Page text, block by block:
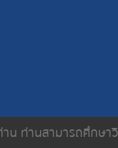
ติดต่อเรา
น ท่านสามารถศึกษา